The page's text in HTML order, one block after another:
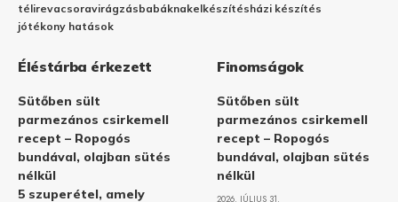
télirevacsoravirágzásbabáknakelkészítésházi készítés
jótékony hatások
Éléstárba érkezett
Sütőben sült
parmezános csirkemell
recept – Ropogós
bundával, olajban sütés
nélkül
5 szuperétel, amely
Finomságok
Sütőben sült
parmezános csirkemell
recept – Ropogós
bundával, olajban sütés
nélkül
2026. JÚLIUS 31.